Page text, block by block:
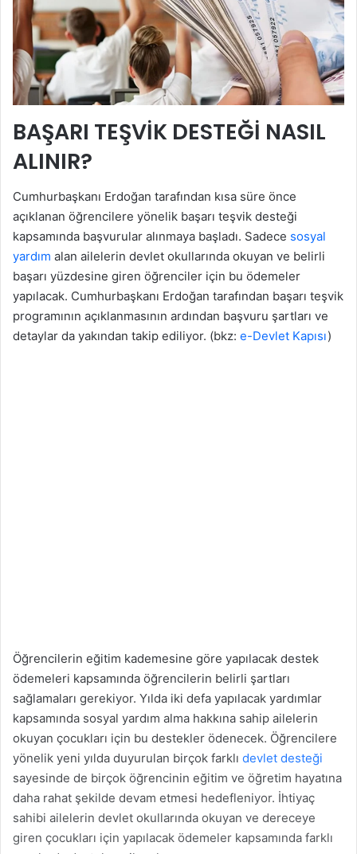
BAŞARI TEŞVİK DESTEĞİ NASIL
ALINIR?
Cumhurbaşkanı Erdoğan tarafından kısa süre önce
açıklanan öğrencilere yönelik başarı teşvik desteği
kapsamında başvurular alınmaya başladı. Sadece sosyal
yardım alan ailelerin devlet okullarında okuyan ve belirli
başarı yüzdesine giren öğrenciler için bu ödemeler
yapılacak. Cumhurbaşkanı Erdoğan tarafından başarı teşvik
programının açıklanmasının ardından başvuru şartları ve
detaylar da yakından takip ediliyor. (bkz: e-Devlet Kapısı)
Öğrencilerin eğitim kademesine göre yapılacak destek
ödemeleri kapsamında öğrencilerin belirli şartları
sağlamaları gerekiyor. Yılda iki defa yapılacak yardımlar
kapsamında sosyal yardım alma hakkına sahip ailelerin
okuyan çocukları için bu destekler ödenecek. Öğrencilere
yönelik yeni yılda duyurulan birçok farklı devlet desteği
sayesinde de birçok öğrencinin eğitim ve öğretim hayatına
daha rahat şekilde devam etmesi hedefleniyor. İhtiyaç
sahibi ailelerin devlet okullarında okuyan ve dereceye
giren çocukları için yapılacak ödemeler kapsamında farklı